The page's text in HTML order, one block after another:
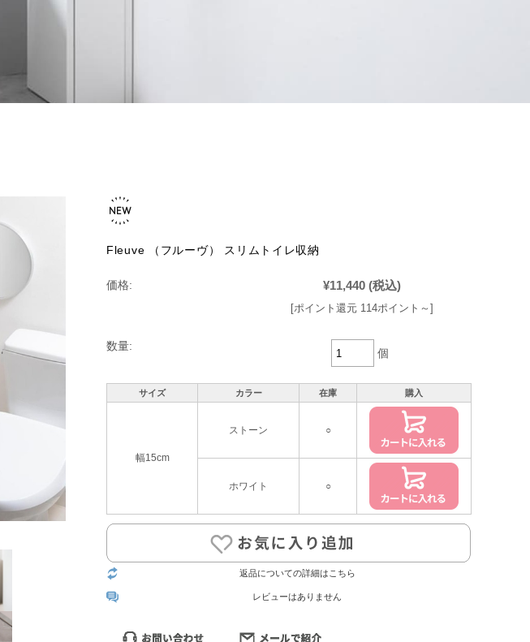
Fleuve （フルーヴ） スリムトイレ収納
価格: ¥11,440 (税込)
[ポイント還元 114ポイント～]
数量:
個
サイズ カラー 在庫 購入
幅15cm
ストーン ○
ホワイト ○
返品についての詳細はこちら
レビューはありません